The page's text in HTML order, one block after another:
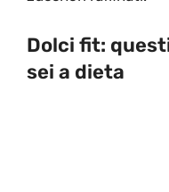
Dolci fit:
sei a dieta